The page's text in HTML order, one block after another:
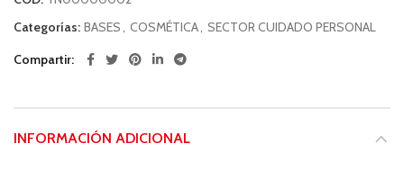
Categorías: BASES, COSMÉTICA, SECTOR CUIDADO PERSONAL
Compartir
INFORMACIÓN ADICIONAL